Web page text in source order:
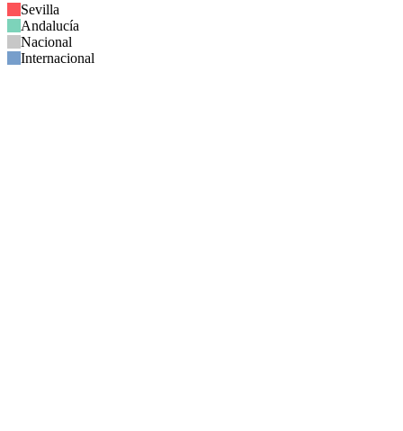
Sevilla
Andalucía
Nacional
Internacional